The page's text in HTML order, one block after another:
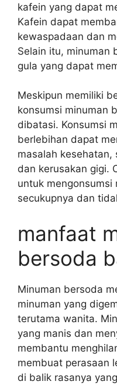
kafein yang dapat
Kafein dapat
kewaspadaan dan
Selain itu, minuman
gula yang dapat
Meskipun memiliki
konsumsi minuman
dibatasi. Konsumsi
berlebihan dapat
masalah
dan kerusakan gigi.
untuk mengonsumsi
secukupnya dan
manfaat
bersoda
Minuman bersoda
minuman yang
terutama wanita.
yang manis dan
membantu
membuat perasaan
di balik rasanya